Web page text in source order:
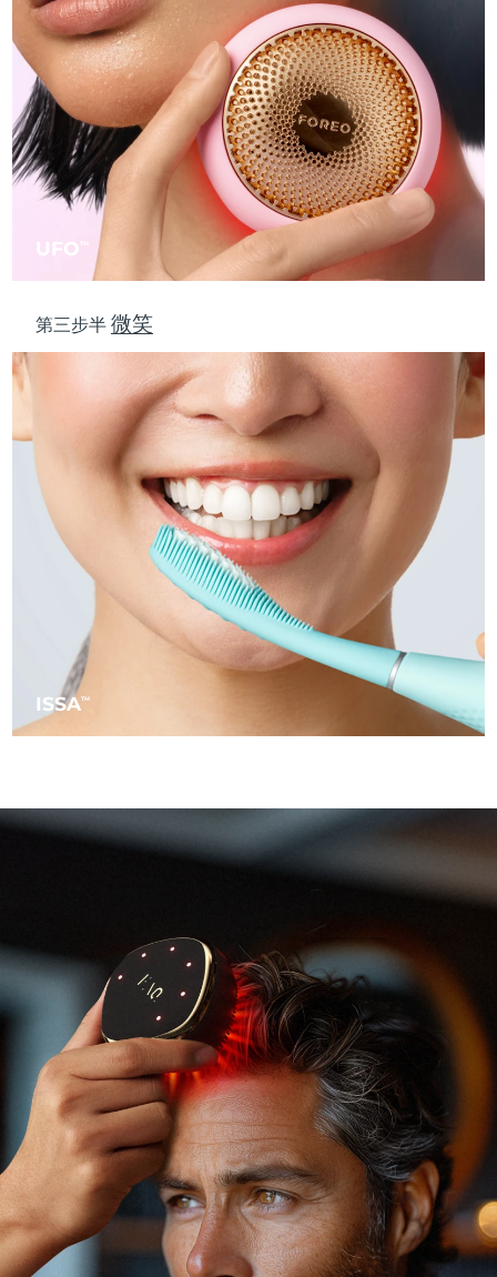
UFO TM
ISSATM
第三步半微笑
斯洛伐克 预计送达日期
斯洛文尼亚 预计送达日期 8/9/26
南非 预计送达日期8/17/26
韩国 预计送达日期8/11/26
预计送达日期8/9/26
瑞典 预计送达日期8/9/26
瑞士
预计送达日期
泰国 预计送达日期 8/13/26
土耳其 预计送达日期 8/10/26
阿拉伯联合酋长国 预计送达日期 8/10/26
预计送达日期
预计送达日期8/10/26
乌兹别克斯坦 预计送达日期8/14/26